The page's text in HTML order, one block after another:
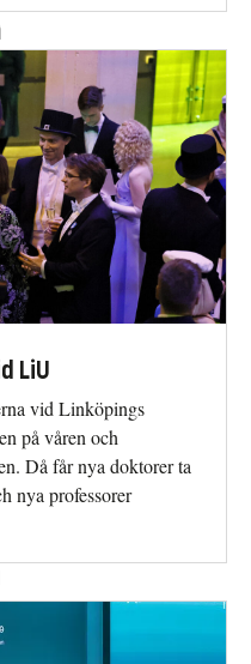
LiU
vid Linköpings
på våren och
Då får nya doktorer ta
nya professorer